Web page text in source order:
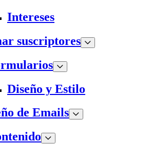
Intereses
suscriptores
Diseño y Estilo
de Emails